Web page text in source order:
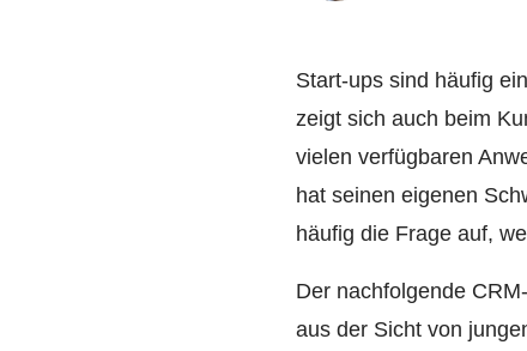
Start-ups sind häufig
zeigt sich auch beim
vielen verfügbaren
hat seinen eigenen
häufig die Frage auf,
Der nachfolgende
aus der Sicht von